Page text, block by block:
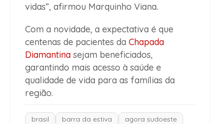
vidas”, afirmou Marquinho Viana.
Com a novidade, a expectativa é que
centenas de pacientes da Chapada
Diamantina sejam beneficiados,
garantindo mais acesso à saúde e
qualidade de vida para as famílias da
região.
brasil barra da estiva
agora sudoeste